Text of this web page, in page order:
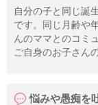
自分の子と同じ誕
です。同じ月齢や
んのママとのコミ
ご自身のお子さん
悩みや愚痴を